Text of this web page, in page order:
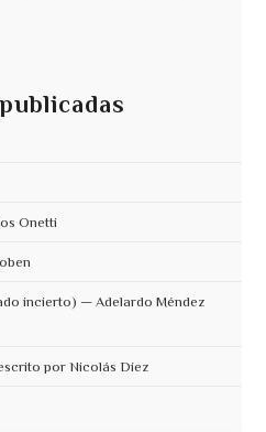
Onetti
incierto) — Adelardo Méndez
por Nicolás Díez